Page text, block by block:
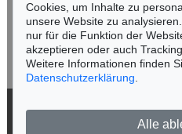
Jetzt zum
Cookies, um Inhalte zu
unsere Website zu
nur für die Funktion der
akzeptieren oder auch
Weitere Informationen finden
Datenschutzerklärung
Alle